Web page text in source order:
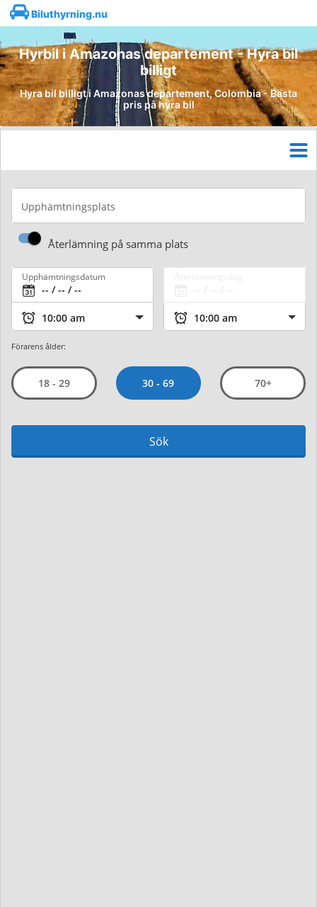
Biluthyrning.nu
Hyrbil i Amazonas departement - Hyra bil
billigt
Hyra bil billigt i Amazonas departement, Colombia - Bästa
pris på hyra bil
Upphämtningsplats
Återlämning på samma plats
Upphämtningsdatum
Förarens ålder:
18 - 29 30 - 69 70+
Sök